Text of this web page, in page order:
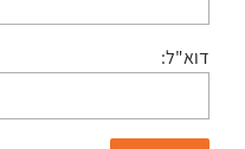
דוא"ל: